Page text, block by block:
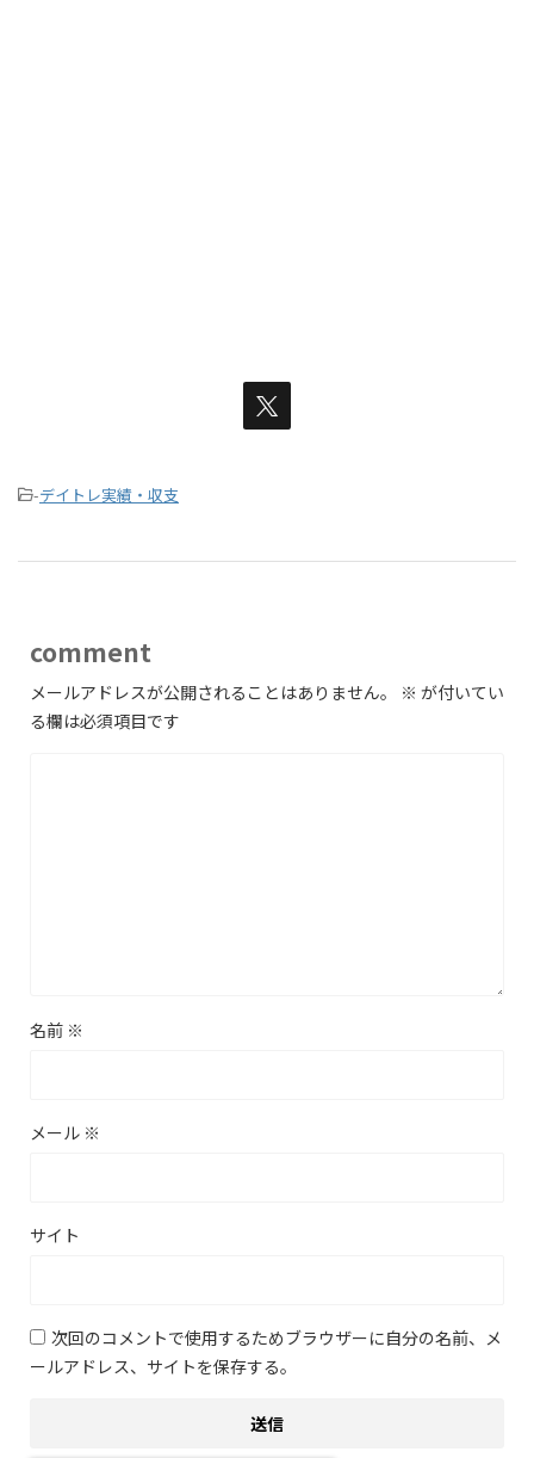
-デイトレ実績・収支
comment
メールアドレスが公開されることはありません。 ※ が付いてい
る欄は必須項目です
名前 ※
メール ※
サイト
次回のコメントで使用するためブラウザーに自分の名前、メ
ールアドレス、サイトを保存する。